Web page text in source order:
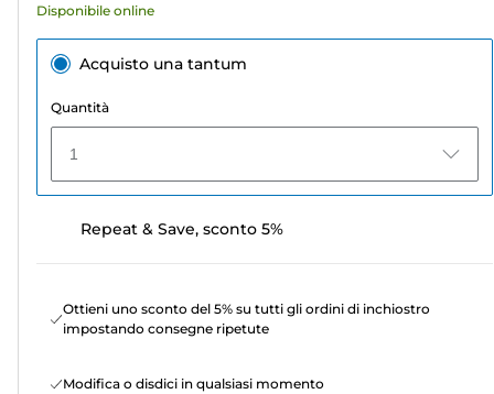
Disponibile online
Acquisto una tantum
Quantità
1
Repeat & Save, sconto 5%
Ottieni uno sconto del 5% su tutti gli ordini di inchiostro
impostando consegne ripetute
Modifica o disdici in qualsiasi momento